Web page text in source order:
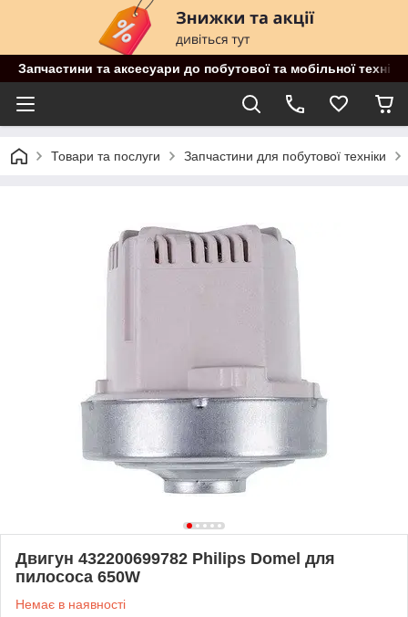
Запчастини та аксесуари до побутової та мобільної
Товари та послуги Запчастини для побутової техніки
Двигун 432200699782 Philips Domel для
пилососа 650W
Немає в наявності